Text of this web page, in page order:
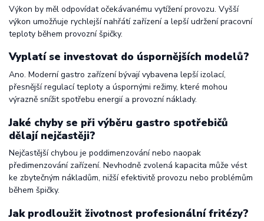
Výkon by měl odpovídat očekávanému vytížení provozu. Vyšší
výkon umožňuje rychlejší nahřátí zařízení a lepší udržení pracovní
teploty během provozní špičky.
Vyplatí se investovat do úspornějších modelů?
Ano. Moderní gastro zařízení bývají vybavena lepší izolací,
přesnější regulací teploty a úspornými režimy, které mohou
výrazně snížit spotřebu energií a provozní náklady.
Jaké chyby se při výběru gastro spotřebičů
dělají nejčastěji?
Nejčastější chybou je poddimenzování nebo naopak
předimenzování zařízení. Nevhodně zvolená kapacita může vést
ke zbytečným nákladům, nižší efektivitě provozu nebo problémům
během špičky.
Jak prodloužit životnost profesionální fritézy?